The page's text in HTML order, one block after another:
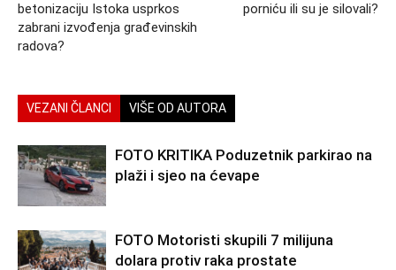
betonizaciju Istoka usprkos
zabrani izvođenja građevinskih
radova?
porniću ili su je silovali?
VEZANI ČLANCI VIŠE OD AUTORA
FOTO KRITIKA Poduzetnik parkirao na
plaži i sjeo na ćevape
FOTO Motoristi skupili 7 milijuna
dolara protiv raka prostate